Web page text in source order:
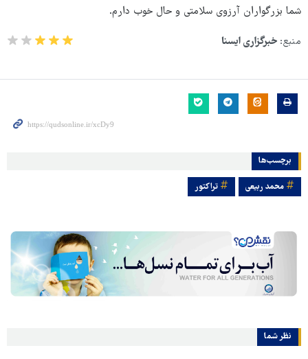
شما بزرگواران آرزوی سلامتی و حال خوب دارم.
منبع: خبرگزاری ایسنا
برچسب‌ها
محمد ربیعی تراکتور
نظر شما